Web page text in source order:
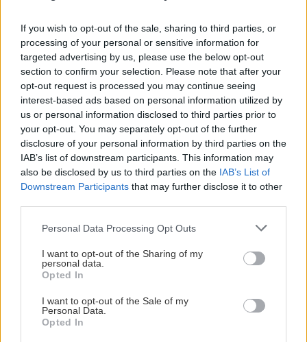
If you wish to opt-out of the sale, sharing to third parties, or
processing of your personal or sensitive information for
targeted advertising by us, please use the below opt-out
section to confirm your selection. Please note that after your
opt-out request is processed you may continue seeing
interest-based ads based on personal information utilized by
us or personal information disclosed to third parties prior to
your opt-out. You may separately opt-out of the further
disclosure of your personal information by third parties on the
IAB’s list of downstream participants. This information may
also be disclosed by us to third parties on the IAB’s List of
Downstream Participants that may further disclose it to other
Personal Data Processing Opt Outs
I want to opt-out of the Sharing of my
personal data.
Opted In
I want to opt-out of the Sale of my
Personal Data.
Opted In
11:48
ΑΘΛΗΤΙΚΑ
ΟΦΗ: Στο Ηράκλειο ο Λορέντσο Ντίκμαν – Τη
Δευτέρα οι εξετάσεις και οι υπογραφές
11:47
ΕΛΛΑΔΑ
Τέλος στην ταλαιπωρία: Πώς θα παίρνουμε
πινακίδες ΙΧ με λίγα κλικ!
11:34
ΚΡΗΤΗ
Κρήτη: Απανωτά περιστατικά μέθης – Στο
ΕΚΑΒ ο «λογαριασμός» της νυχτερινής
ΑΘΛΗΤΙΚΑ
«Γκέλα» για τη Σπόρτινγκ παρά το γκολ του
Φώτη Ιωαννίδη (βίντεο)
ΕΛΛΑΔΑ
Έξοδος Αυγούστου: Κορυφώνεται η
φυγή των αδειούχων – «Ουρές» σε
λιμάνια και ΚΤΕΛ
ΕΛΛΑΔΑ
Πάρος: Σφραγίστηκε το beach bar
μετά τον θάνατο του 4χρονου στην
πισίνα – Στον εισαγγελέα ο ιδιοκτήτης